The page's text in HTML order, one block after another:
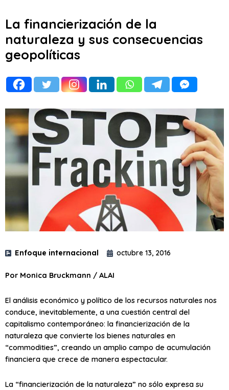
La financierización de la
naturaleza y sus consecuencias
geopolíticas
Enfoque internacional octubre 13, 2016
Por Monica Bruckmann / ALAI
El análisis económico y político de los recursos naturales nos
conduce, inevitablemente, a una cuestión central del
capitalismo contemporáneo: la financierización de la
naturaleza que convierte los bienes naturales en
“commodities”, creando un amplio campo de acumulación
financiera que crece de manera espectacular.
La “financierización de la naturaleza” no sólo expresa su